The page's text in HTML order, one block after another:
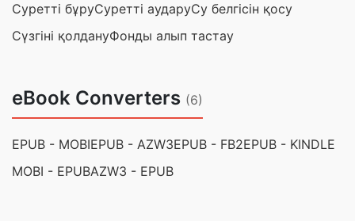
Суретті бұруСуретті аударуСу белгісін қосу
Сүзгіні қолдануФонды алып тастау
eBook Converters (6)
EPUB - MOBIEPUB - AZW3EPUB - FB2EPUB - KINDLE
MOBI - EPUBAZW3 - EPUB